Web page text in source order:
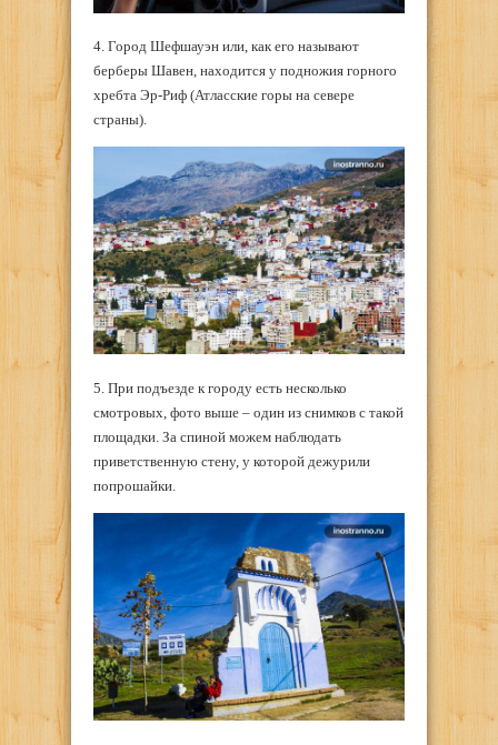
4. Город Шефшауэн или, как его называют
берберы Шавен, находится у подножия горного
хребта Эр-Риф (Атласские горы на севере
страны).
5. При подъезде к городу есть несколько
смотровых, фото выше – один из снимков с такой
площадки. За спиной можем наблюдать
приветственную стену, у которой дежурили
попрошайки.